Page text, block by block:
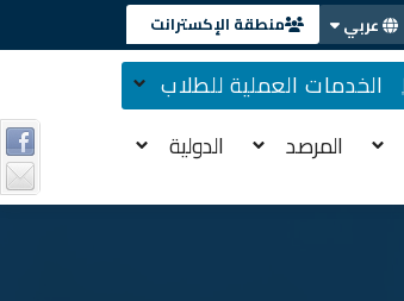
عربي منطقة الإكسترانت
الخدمات العملية للطلاب
المرصد الدولية